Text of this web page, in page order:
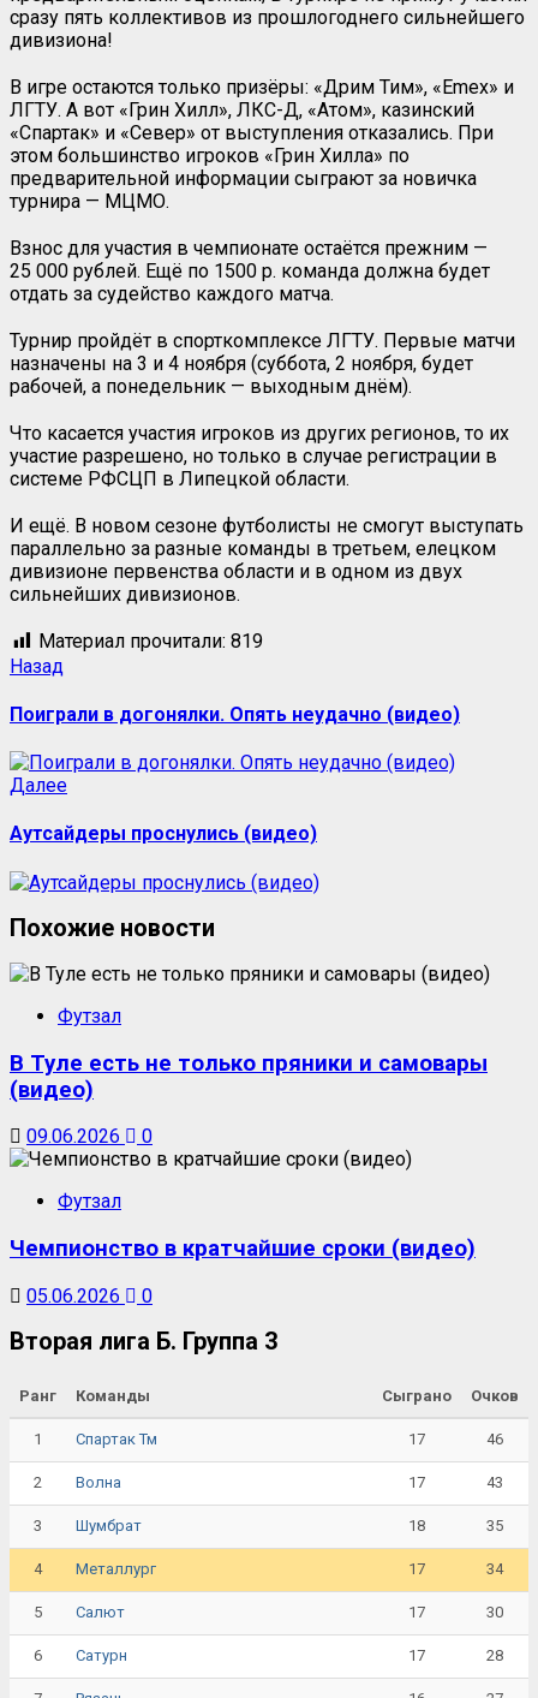
сразу пять коллективов из прошлогоднего сильнейшего
дивизиона!
В игре остаются только призёры: «Дрим Тим», «Emex» и
ЛГТУ. А вот «Грин Хилл», ЛКС-Д, «Атом», казинский
«Спартак» и «Север» от выступления отказались. При
этом большинство игроков «Грин Хилла» по
предварительной информации сыграют за новичка
турнира — МЦМО.
Взнос для участия в чемпионате остаётся прежним —
25 000 рублей. Ещё по 1500 р. команда должна будет
отдать за судейство каждого матча.
Турнир пройдёт в спорткомплексе ЛГТУ. Первые матчи
назначены на 3 и 4 ноября (суббота, 2 ноября, будет
рабочей, а понедельник — выходным днём).
Что касается участия игроков из других регионов, то их
участие разрешено, но только в случае регистрации в
системе РФСЦП в Липецкой области.
И ещё. В новом сезоне футболисты не смогут выступать
параллельно за разные команды в третьем, елецком
дивизионе первенства области и в одном из двух
сильнейших дивизионов.
Материал прочитали: 819
Назад
Поиграли в догонялки. Опять неудачно (видео)
Далее
Аутсайдеры проснулись (видео)
Похожие новости
Футзал
В Туле есть не только пряники и самовары
(видео)
09.06.2026 0
Футзал
Чемпионство в кратчайшие сроки (видео)
05.06.2026 0
Вторая лига Б. Группа 3
Ранг Команды Сыграно Очков
1 Спартак Тм 17 46
2 Волна 17 43
3 Шумбрат 18 35
4 Металлург 17 34
5 Салют 17 30
6 Сатурн 17 28